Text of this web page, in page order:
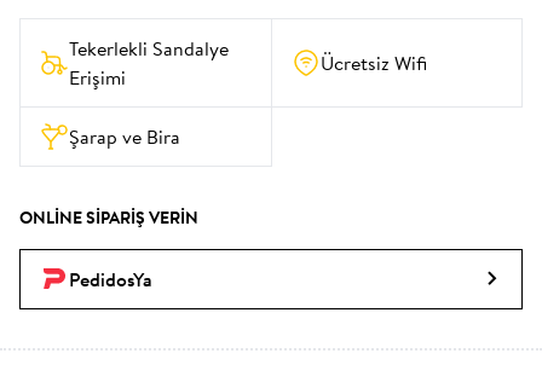
Tekerlekli Sandalye
Erişimi
Ücretsiz Wifi
Şarap ve Bira
ONLINE SIPARIŞ VERIN
PedidosYa